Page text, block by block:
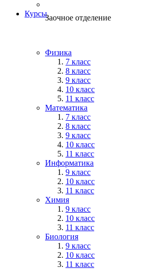
КурсыЗаочное отделение
Физика
7 класс
8 класс
9 класс
10 класс
11 класс
Математика
7 класс
8 класс
9 класс
10 класс
11 класс
Информатика
9 класс
10 класс
11 класс
Химия
9 класс
10 класс
11 класс
Биология
9 класс
10 класс
11 класс